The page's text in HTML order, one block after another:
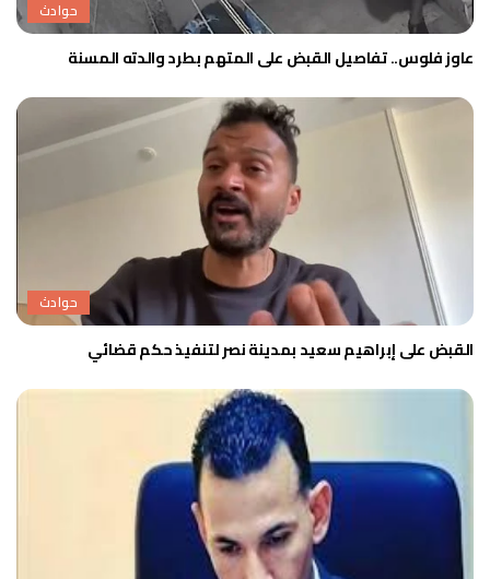
حوادث
عاوز فلوس.. تفاصيل القبض على المتهم بطرد والدته المسنة
حوادث
القبض على إبراهيم سعيد بمدينة نصر لتنفيذ حكم قضائي